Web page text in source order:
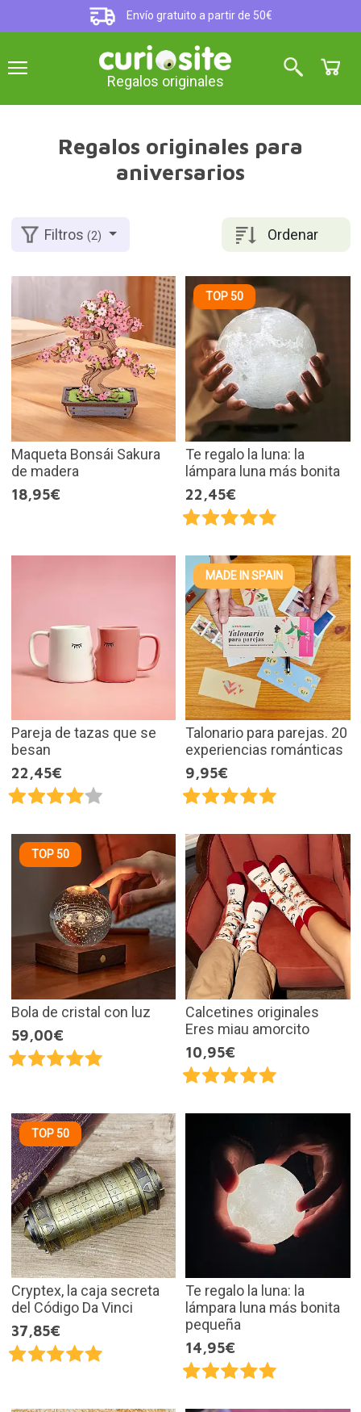
Envío gratuito a partir de 50€
Regalos originales
Regalos originales para
aniversarios
Ordenar
Filtros(2)
Maqueta Bonsái Sakura
de madera
18,95€
TOP 50
Te regalo la luna: la
lámpara luna más bonita
22,45€
Pareja de tazas que se
besan
22,45€
MADE IN SPAIN
Talonario para parejas. 20
experiencias románticas
9,95€
TOP 50
Bola de cristal con luz
59,00€
Calcetines originales
Eres miau amorcito
10,95€
TOP 50
Cryptex, la caja secreta
del Código Da Vinci
37,85€
Te regalo la luna: la
lámpara luna más bonita
pequeña
14,95€